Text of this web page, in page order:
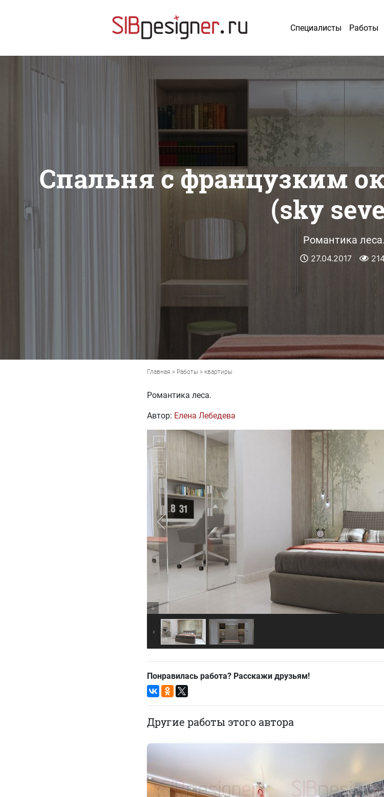
Специалисты Работы
Спальня с французким
(sky
Романтика леса.
27.04.2017
Главная > Работы > квартиры
Романтика леса.
Автор: Елена Лебедева
Понравилась работа? Расскажи друзьям!
Другие работы этого автора